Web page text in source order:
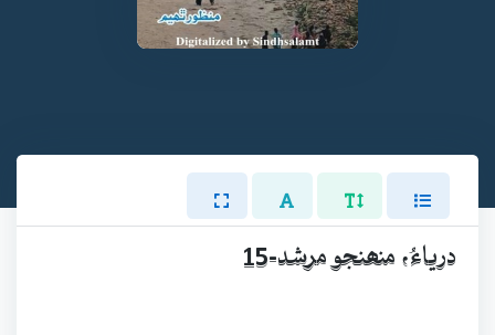
درياءُ، منھنجو مرشد-15